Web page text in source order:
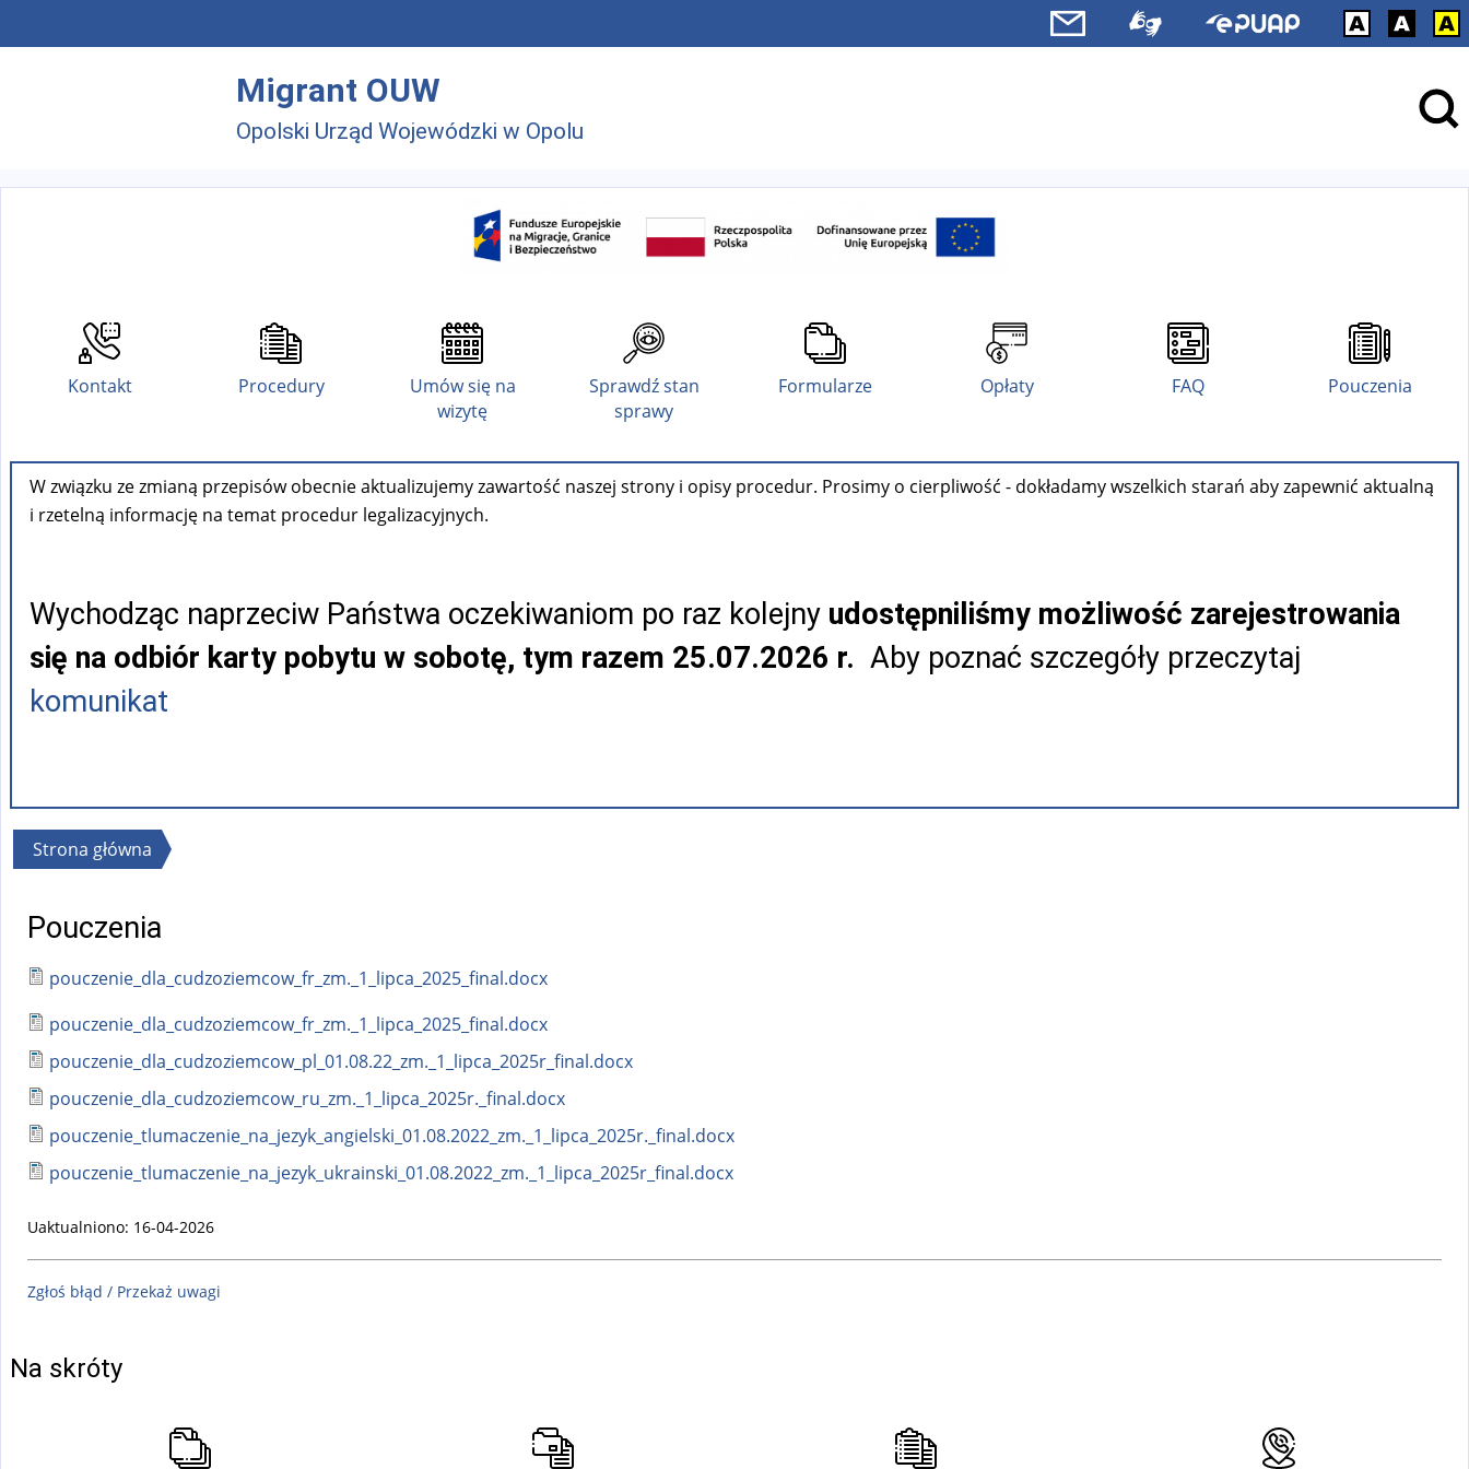
Migrant OUW
Opolski Urząd Wojewódzki w Opolu
Kontakt Procedury
Umów się na
wizytę
Sprawdź stan
sprawy
Formularze Opłaty FAQ Pouczenia
W związku ze zmianą przepisów obecnie aktualizujemy zawartość naszej strony i opisy procedur. Prosimy o cierpliwość - dokładamy wszelkich starań aby zapewnić aktualną
i rzetelną informację na temat procedur legalizacyjnych.
Wychodząc naprzeciw Państwa oczekiwaniom po raz kolejny udostępniliśmy możliwość zarejestrowania
się na odbiór karty pobytu w sobotę, tym razem 25.07.2026 r. Aby poznać szczegóły przeczytaj
komunikat
Jesteś
Strona główna
Pouczenia
pouczenie_dla_cudzoziemcow_fr_zm._1_lipca_2025_final.docx
pouczenie_dla_cudzoziemcow_fr_zm._1_lipca_2025_final.docx
pouczenie_dla_cudzoziemcow_pl_01.08.22_zm._1_lipca_2025r_final.docx
pouczenie_dla_cudzoziemcow_ru_zm._1_lipca_2025r._final.docx
pouczenie_tlumaczenie_na_jezyk_angielski_01.08.2022_zm._1_lipca_2025r._final.docx
pouczenie_tlumaczenie_na_jezyk_ukrainski_01.08.2022_zm._1_lipca_2025r_final.docx
Uaktualniono: 16-04-2026
Zgłoś błąd / Przekaż uwagi
Na skróty